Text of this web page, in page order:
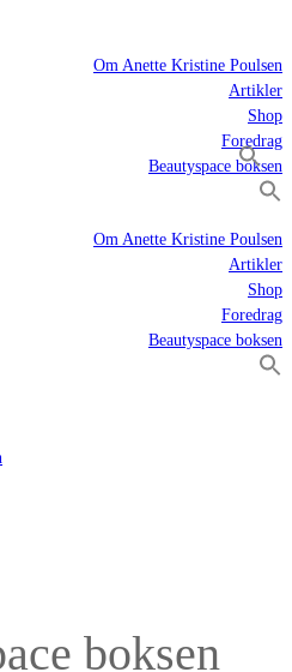
Om Anette Kristine Poulsen
Artikler
Shop
Foredrag
Beautyspace boksen
Om Anette Kristine Poulsen
Artikler
Shop
Foredrag
Beautyspace boksen
boksen